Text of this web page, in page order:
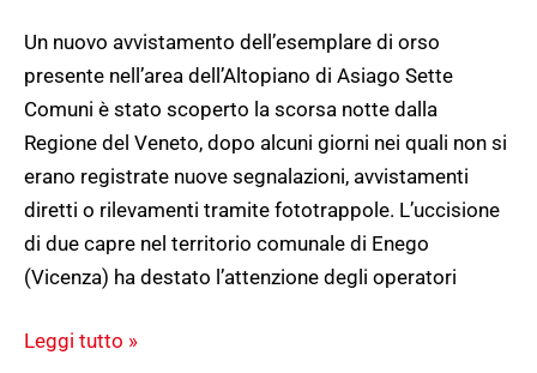
Un nuovo avvistamento dell’esemplare di orso
presente nell’area dell’Altopiano di Asiago Sette
Comuni è stato scoperto la scorsa notte dalla
Regione del Veneto, dopo alcuni giorni nei quali non si
erano registrate nuove segnalazioni, avvistamenti
diretti o rilevamenti tramite fototrappole. L’uccisione
di due capre nel territorio comunale di Enego
(Vicenza) ha destato l’attenzione degli operatori
Leggi tutto »